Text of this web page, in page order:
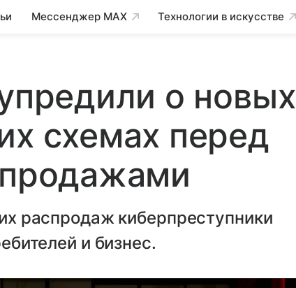
Мессенджер MAX Технологии в искусстве
о новых
схемах перед
распродаж киберпреступники
и бизнес.